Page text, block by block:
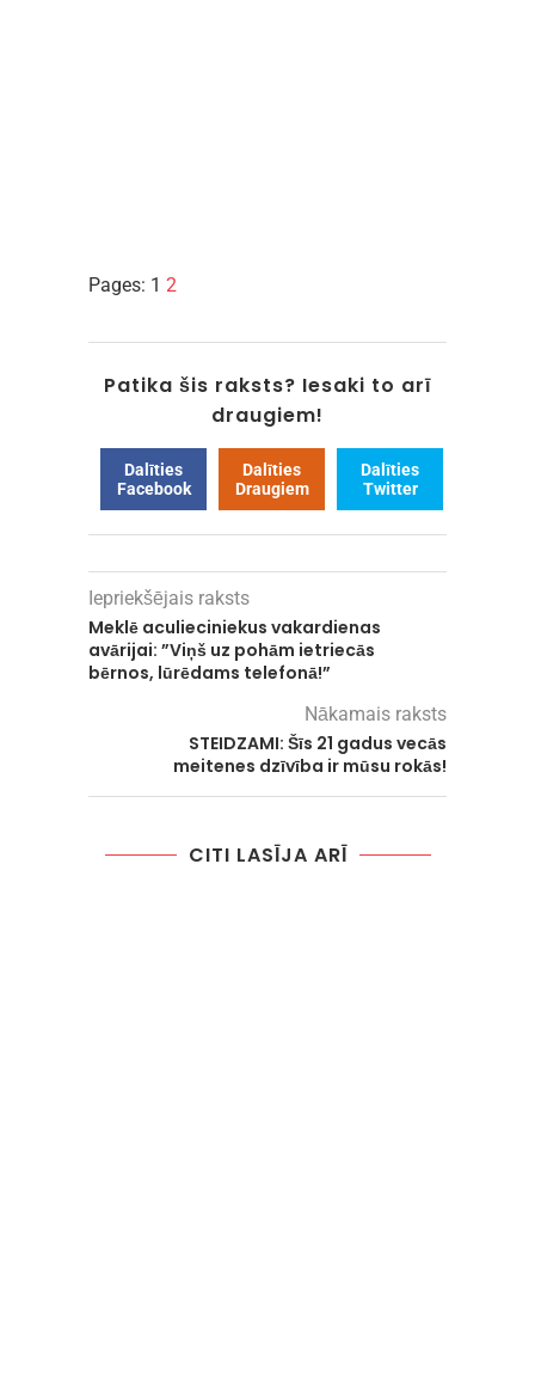
Pages: 1 2
Patika šis raksts? Iesaki to arī
draugiem!
Dalīties
Facebook
Dalīties
Draugiem
Dalīties
Twitter
Iepriekšējais raksts
Meklē aculieciniekus vakardienas
avārijai: ”Viņš uz pohām ietriecās
bērnos, lūrēdams telefonā!”
Nākamais raksts
STEIDZAMI: Šīs 21 gadus vecās
meitenes dzīvība ir mūsu rokās!
CITI LASĪJA ARĪ